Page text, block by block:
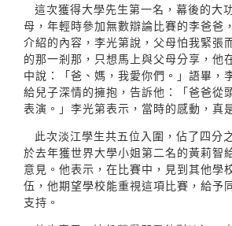
這次獲得大學先生第一名，幕後的大
母，年輕時參加無數辯論比賽的李爸爸
介紹的內容，李光第說，父母怕我緊張
的那一剎那，只想馬上與父母分享，他
中說：「爸、媽，我愛你們。」語畢，
給兒子深情的擁抱，告訴他：「爸爸從
表演。」李光第表示，當時的感動，真
此次淡江學生共五位入圍，佔了四分
於去年獲世界大學小姐第二名的黃莉智
意見。他表示，在比賽中，見到其他學
伍，他期望學校能重視這項比賽，給予
支持。